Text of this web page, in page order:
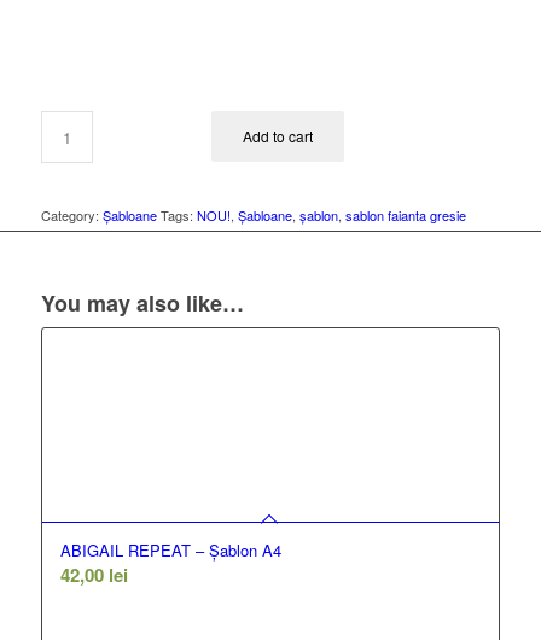
Add to cart
Category: Șabloane Tags: NOU!, Șabloane, șablon, sablon faianta gresie
You may also like…
ABIGAIL REPEAT – Șablon A4
42,00 lei